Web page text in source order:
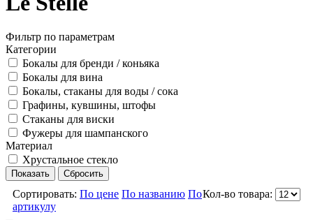
Фильтр по параметрам
Категории
Бокалы для бренди / коньяка
Бокалы для вина
Бокалы, стаканы для воды / сока
Графины, кувшины, штофы
Стаканы для виски
Фужеры для шампанского
Материал
Хрустальное стекло
Кол-во товара:
Сортировать: По цене По названию По
артикулу